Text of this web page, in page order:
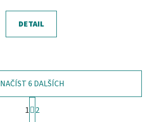
DETAIL
NAČÍST 6 DALŠÍCH
S
t
1 2